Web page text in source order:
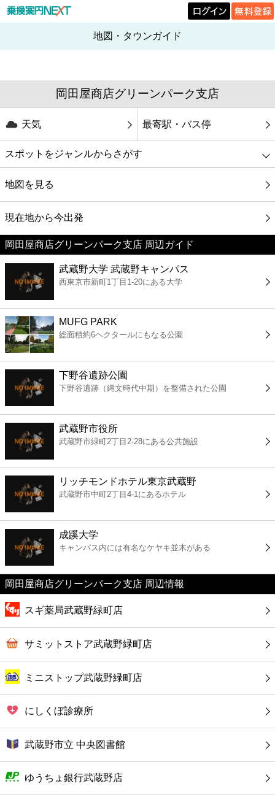
地図・タウンガイド
岡田屋商店グリーンパーク支店
天気 最寄駅・バス停
スポットをジャンルからさがす
グルメ
映画
美容
コンビニ
薬局
スーパー
エンタメ
レジャー
書店
ファミレス
ファーストフード
カフェ
ショッピング
銀行
公共
病院
ホテル
地図を見る
現在地から今出発
岡田屋商店グリーンパーク支店 周辺ガイド
武蔵野大学 武蔵野キャンパス
西東京市新町1丁目1-20にある大学
MUFG PARK
総面積約6ヘクタールにもなる公園
下野谷遺跡公園
下野谷遺跡（縄文時代中期）を整備された公園
武蔵野市役所
武蔵野市緑町2丁目2-28にある公共施設
リッチモンドホテル東京武蔵野
武蔵野市中町2丁目4-1にあるホテル
成蹊大学
キャンパス内には有名なケヤキ並木がある
岡田屋商店グリーンパーク支店 周辺情報
スギ薬局武蔵野緑町店
サミットストア武蔵野緑町店
ミニストップ武蔵野緑町店
にしくぼ診療所
武蔵野市立 中央図書館
ゆうちょ銀行武蔵野店